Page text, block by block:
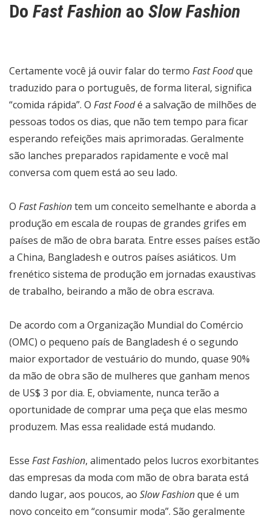
Do Fast Fashion ao Slow Fashion
Certamente você já ouvir falar do termo Fast Foodque
traduzido para o português, de forma literal, significa
“comida rápida”. O Fast Foodé a salvação de milhões de
pessoas todos os dias, que não tem tempo para ficar
esperando refeições mais aprimoradas. Geralmente
são lanches preparados rapidamente e você mal
conversa com quem está ao seu lado.
O Fast Fashiontem um conceito semelhante e aborda a
produção em escala de roupas de grandes grifes em
países de mão de obra barata. Entre esses países estão
a China, Bangladesh e outros países asiáticos. Um
frenético sistema de produção em jornadas exaustivas
de trabalho, beirando a mão de obra escrava.
De acordo com a Organização Mundial do Comércio
(OMC) o pequeno país de Bangladesh é o segundo
maior exportador de vestuário do mundo, quase 90%
da mão de obra são de mulheres que ganham menos
de US$ 3 por dia. E, obviamente, nunca terão a
oportunidade de comprar uma peça que elas mesmo
produzem. Mas essa realidade está mudando.
Esse Fast Fashion, alimentado pelos lucros exorbitantes
das empresas da moda com mão de obra barata está
dando lugar, aos poucos, ao Slow Fashionque é um
novo conceito em “consumir moda”. São geralmente